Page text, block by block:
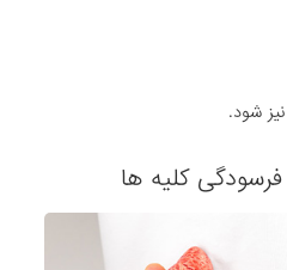
شود.
کلیه ها